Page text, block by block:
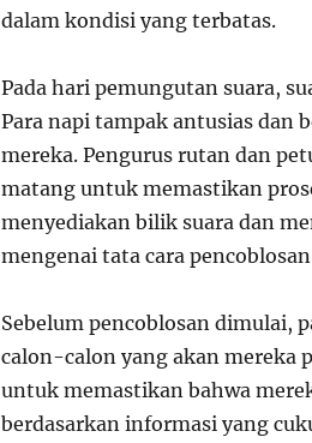
dalam kondisi yang terbatas.
Pada hari pemungutan suara,
Para napi tampak antusias dan
mereka. Pengurus rutan dan
matang untuk memastikan
menyediakan bilik suara dan
mengenai tata cara
Sebelum pencoblosan dimulai,
calon-calon yang akan mereka
untuk memastikan bahwa
berdasarkan informasi yang